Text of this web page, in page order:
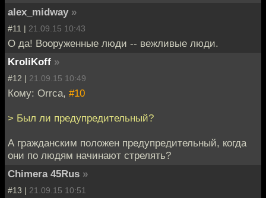
alex_midway »
#11 | 21.09.15 10:43
О да! Вооруженные люди -- вежливые люди.
KroliKoff »
#12 | 21.09.15 10:49
Кому: Orrca, #10
> Был ли предупредительный?
А гражданским положен предупредительный, когда
они по людям начинают стрелять?
Chimera 45Rus »
#13 | 21.09.15 10:51